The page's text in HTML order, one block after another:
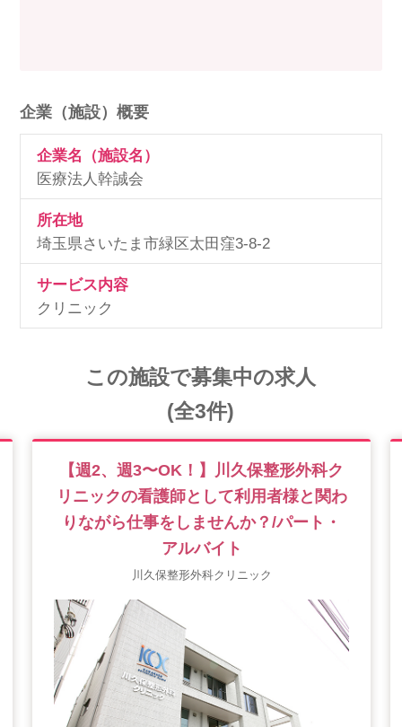
企業（施設）概要
企業名（施設名）
医療法人幹誠会
所在地
埼玉県さいたま市緑区太田窪3-8-2
サービス内容
クリニック
この施設で募集中の求人
(全3件)
【週2、週3〜OK！】川久保整形外科ク
リニックの看護師として利用者様と関わ
りながら仕事をしませんか？/パート・
アルバイト
川久保整形外科クリニック